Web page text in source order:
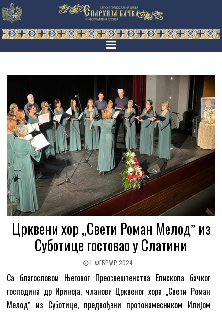
Црквени хор ,,Свети Роман Мелодˮ из
Суботице гостовао у Слатини
1. ФЕБРУАР 2024.
Са благословом Његовог Преосвештенства Епископа бачког
господина др Иринеја, чланови Црквеног хора ,,Свети Роман
Мелодˮ из Суботице, предвођени протонамесником Илијом